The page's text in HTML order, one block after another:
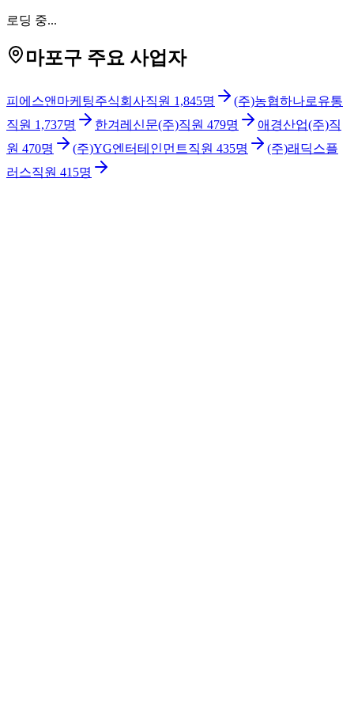
로딩 중...
마포구 주요 사업자
피에스앤마케팅주식회사직원 1,845명
(주)농협하나로유통
직원 1,737명 한겨레신문(주)직원 479명 애경산업(주)직
원 470명 (주)YG엔터테인먼트직원 435명
(주)래딕스플
러스직원 415명